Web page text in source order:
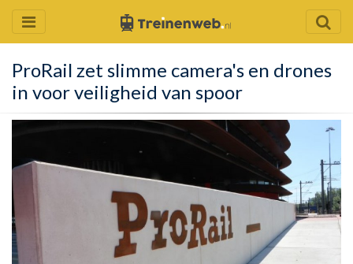
ProRail zet slimme camera's en drones
in voor veiligheid van spoor